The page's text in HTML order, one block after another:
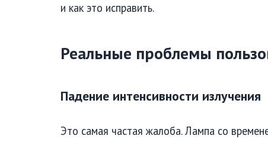
и как это исправить.
Реальные проблемы
Падение интенсивности излучения
Это самая частая жалоба. Лампа со